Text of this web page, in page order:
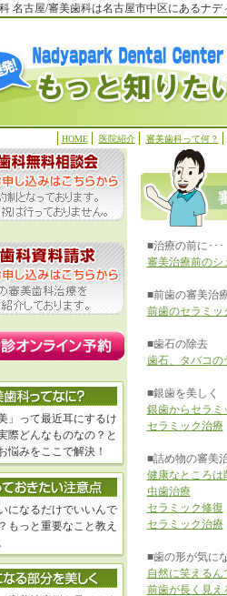
名古屋/審美歯科は名古屋市中区にあるナ
HOME 医院紹介 審美歯科って何？
■治療の前に･･･
審美治療前のシ
■前歯の審美治
前歯のセラミッ
■歯石の除去
歯石、タバコの
■銀歯を美しく
銀歯からセラミ
セラミック治療
■詰め物の審美
健康なところは
虫歯治療
セラミック修復
セラミック治療
■歯の形が気に
自然に笑えるん
前歯が長く見え
美」って最近耳にするけ
際どんなものなの？と
悩みをここで解決！
になるだけでいいんで
もっと重要なこと教え